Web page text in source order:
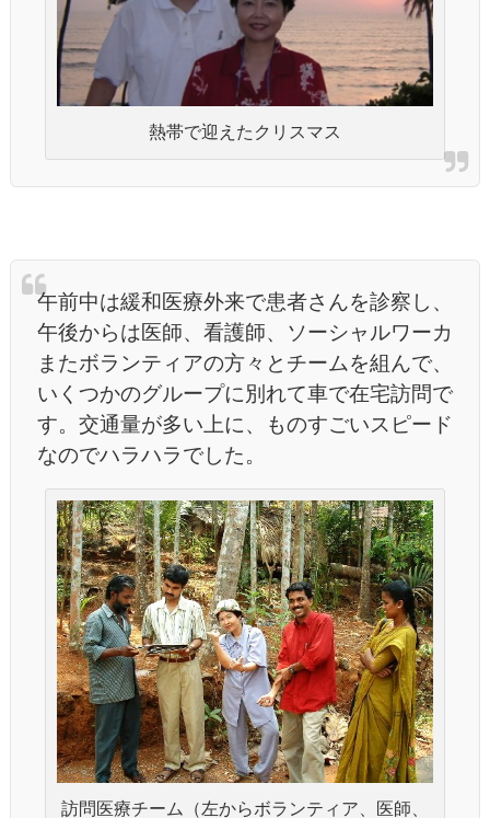
熱帯で迎えたクリスマス
午前中は緩和医療外来で患者さんを診察し、
午後からは医師、看護師、ソーシャルワーカ
またボランティアの方々とチームを組んで、
いくつかのグループに別れて車で在宅訪問で
す。交通量が多い上に、ものすごいスピード
なのでハラハラでした。
訪問医療チーム（左からボランティア、医師、